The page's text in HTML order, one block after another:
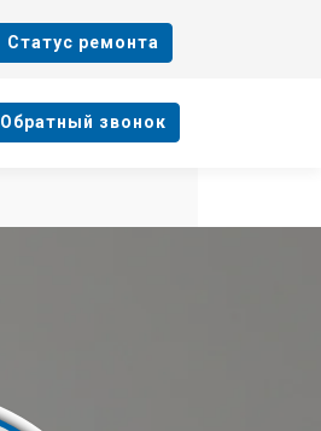
Cтатус ремонта
Oбратный звонок